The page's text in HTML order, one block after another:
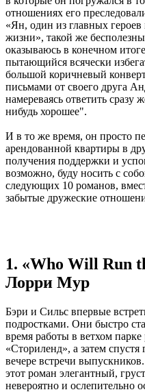
отношениях его
«Ян, один из главных
жизни», такой же
оказываюсь в конечном
пытающийся всячески
большой коричневый
письмами от своего друга
намереваясь ответить сразу
нибудь хорошее".
И в то же время, он просто
арендованной квартиры в
получения поддержки и
возможно, буду носить с
следующих 10 романов,
забытые дружеские
1. «Who Will Run
Лорри Мур
Бэри и Сильс впервые
подростками. Они быстро
время работы в ветхом
«Сториленд», а затем
вечере встречи
этот роман элегантный,
невероятно и ослепительно